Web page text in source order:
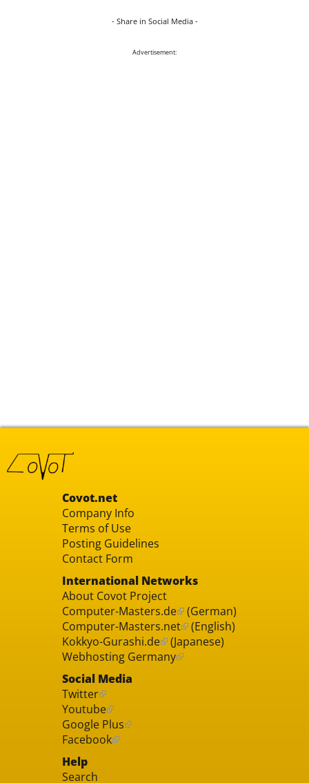
- Share in Social Media -
Advertisement:
Covot.net
Company Info
Terms of Use
Posting Guidelines
Contact Form
International Networks
About Covot Project
Computer-Masters.de (German)
Computer-Masters.net (English)
Kokkyo-Gurashi.de (Japanese)
Webhosting Germany
Social Media
Twitter
Youtube
Google Plus
Facebook
Help
Search